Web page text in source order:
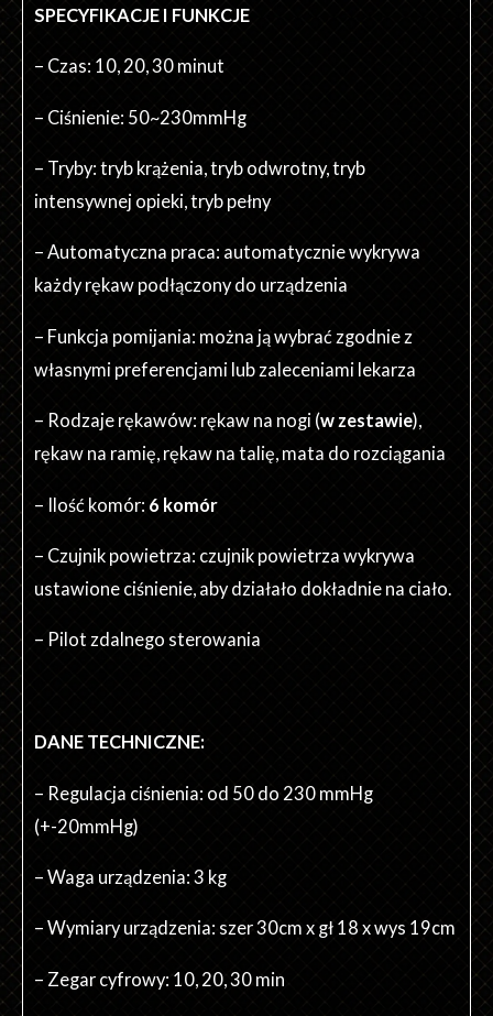
SPECYFIKACJE I FUNKCJE
– Czas: 10, 20, 30 minut
– Ciśnienie: 50~230mmHg
– Tryby: tryb krążenia, tryb odwrotny, tryb
intensywnej opieki, tryb pełny
– Automatyczna praca: automatycznie wykrywa
każdy rękaw podłączony do urządzenia
– Funkcja pomijania: można ją wybrać zgodnie z
własnymi preferencjami lub zaleceniami lekarza
– Rodzaje rękawów: rękaw na nogi (w zestawie),
rękaw na ramię, rękaw na talię, mata do rozciągania
– Ilość komór: 6 komór
– Czujnik powietrza: czujnik powietrza wykrywa
ustawione ciśnienie, aby działało dokładnie na ciało.
– Pilot zdalnego sterowania
DANE TECHNICZNE:
– Regulacja ciśnienia: od 50 do 230 mmHg
(+-20mmHg)
– Waga urządzenia: 3 kg
– Wymiary urządzenia: szer 30cm x gł 18 x wys 19cm
– Zegar cyfrowy: 10, 20, 30 min